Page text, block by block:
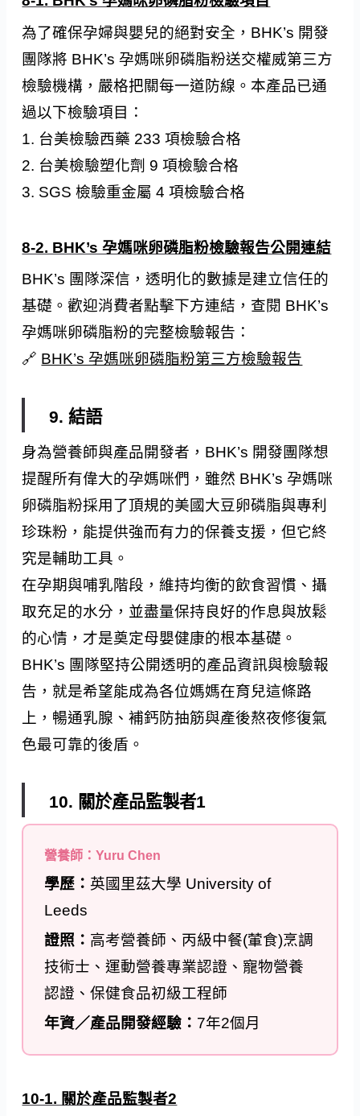
為了確保孕婦與嬰兒的絕對安全，BHK’s 開發
團隊將 BHK’s 孕媽咪卵磷脂粉送交權威第三方
檢驗機構，嚴格把關每一道防線。本產品已通
過以下檢驗項目：
1. 台美檢驗西藥 233 項檢驗合格
2. 台美檢驗塑化劑 9 項檢驗合格
3. SGS 檢驗重金屬 4 項檢驗合格
8-2. BHK’s 孕媽咪卵磷脂粉檢驗報告公開連結
BHK’s 團隊深信，透明化的數據是建立信任的
基礎。歡迎消費者點擊下方連結，查閱 BHK’s
孕媽咪卵磷脂粉的完整檢驗報告：
🔗 BHK’s 孕媽咪卵磷脂粉第三方檢驗報告
9. 結語
身為營養師與產品開發者，BHK’s 開發團隊想
提醒所有偉大的孕媽咪們，雖然 BHK’s 孕媽咪
卵磷脂粉採用了頂規的美國大豆卵磷脂與專利
珍珠粉，能提供強而有力的保養支援，但它終
究是輔助工具。
在孕期與哺乳階段，維持均衡的飲食習慣、攝
取充足的水分，並盡量保持良好的作息與放鬆
的心情，才是奠定母嬰健康的根本基礎。
BHK’s 團隊堅持公開透明的產品資訊與檢驗報
告，就是希望能成為各位媽媽在育兒這條路
上，暢通乳腺、補鈣防抽筋與產後熬夜修復氣
色最可靠的後盾。
10. 關於產品監製者1
營養師：Yuru Chen
學歷：英國里茲大學 University of
Leeds
證照： 高考營養師、丙級中餐(葷食)烹調
技術士、運動營養專業認證、寵物營養
認證、保健食品初級工程師
年資／產品開發經驗： 7年2個月
10-1. 關於產品監製者2